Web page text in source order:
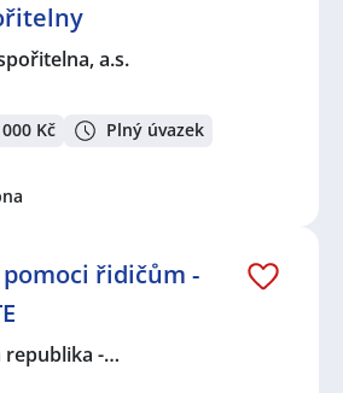
a.s.
Kč Plný úvazek
řidičům -
republika -…